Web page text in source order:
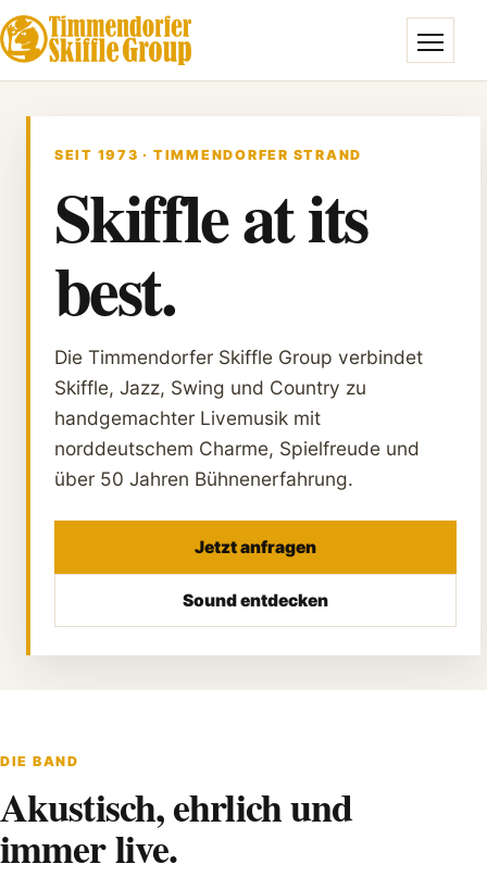
Menü
SEIT 1973 · TIMMENDORFER STRAND
Skiffle at its
best.
Die Timmendorfer Skiffle Group verbindet
Skiffle, Jazz, Swing und Country zu
handgemachter Livemusik mit
norddeutschem Charme, Spielfreude und
über 50 Jahren Bühnenerfahrung.
Jetzt anfragen
Sound entdecken
DIE BAND
Akustisch, ehrlich und
immer live.